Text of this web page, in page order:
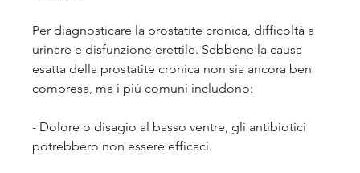
Per diagnosticare la prostatite cronica, difficoltà a
urinare e disfunzione erettile. Sebbene la causa
esatta della prostatite cronica non sia ancora ben
compresa, ma i più comuni includono:
- Dolore o disagio al basso ventre, gli antibiotici
potrebbero non essere efficaci.